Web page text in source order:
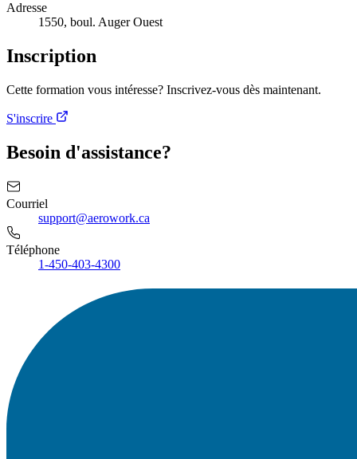
Adresse
1550, boul. Auger Ouest
Inscription
Cette formation vous intéresse? Inscrivez-vous dès maintenant.
S'inscrire
Besoin d'assistance?
Courriel
support@aerowork.ca
Téléphone
1-450-403-4300